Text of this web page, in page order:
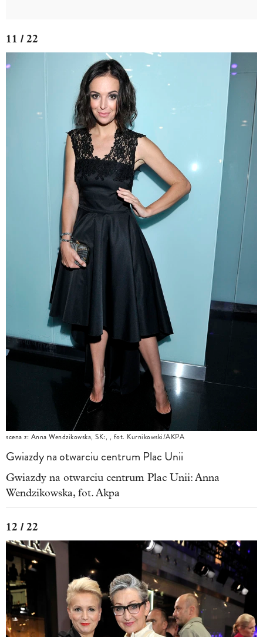
11 / 22
scena z: Anna Wendzikowska, SK:, , fot. Kurnikowski/AKPA
Gwiazdy na otwarciu centrum Plac Unii
Gwiazdy na otwarciu centrum Plac Unii: Anna
Wendzikowska, fot. Akpa
12 / 22